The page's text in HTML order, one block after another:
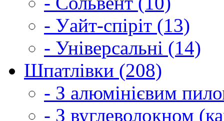
- Уайт-спіріт (13)
- Універсальні (14)
Шпатлівки (208)
- З алюмінієвим
- З вуглеволокном